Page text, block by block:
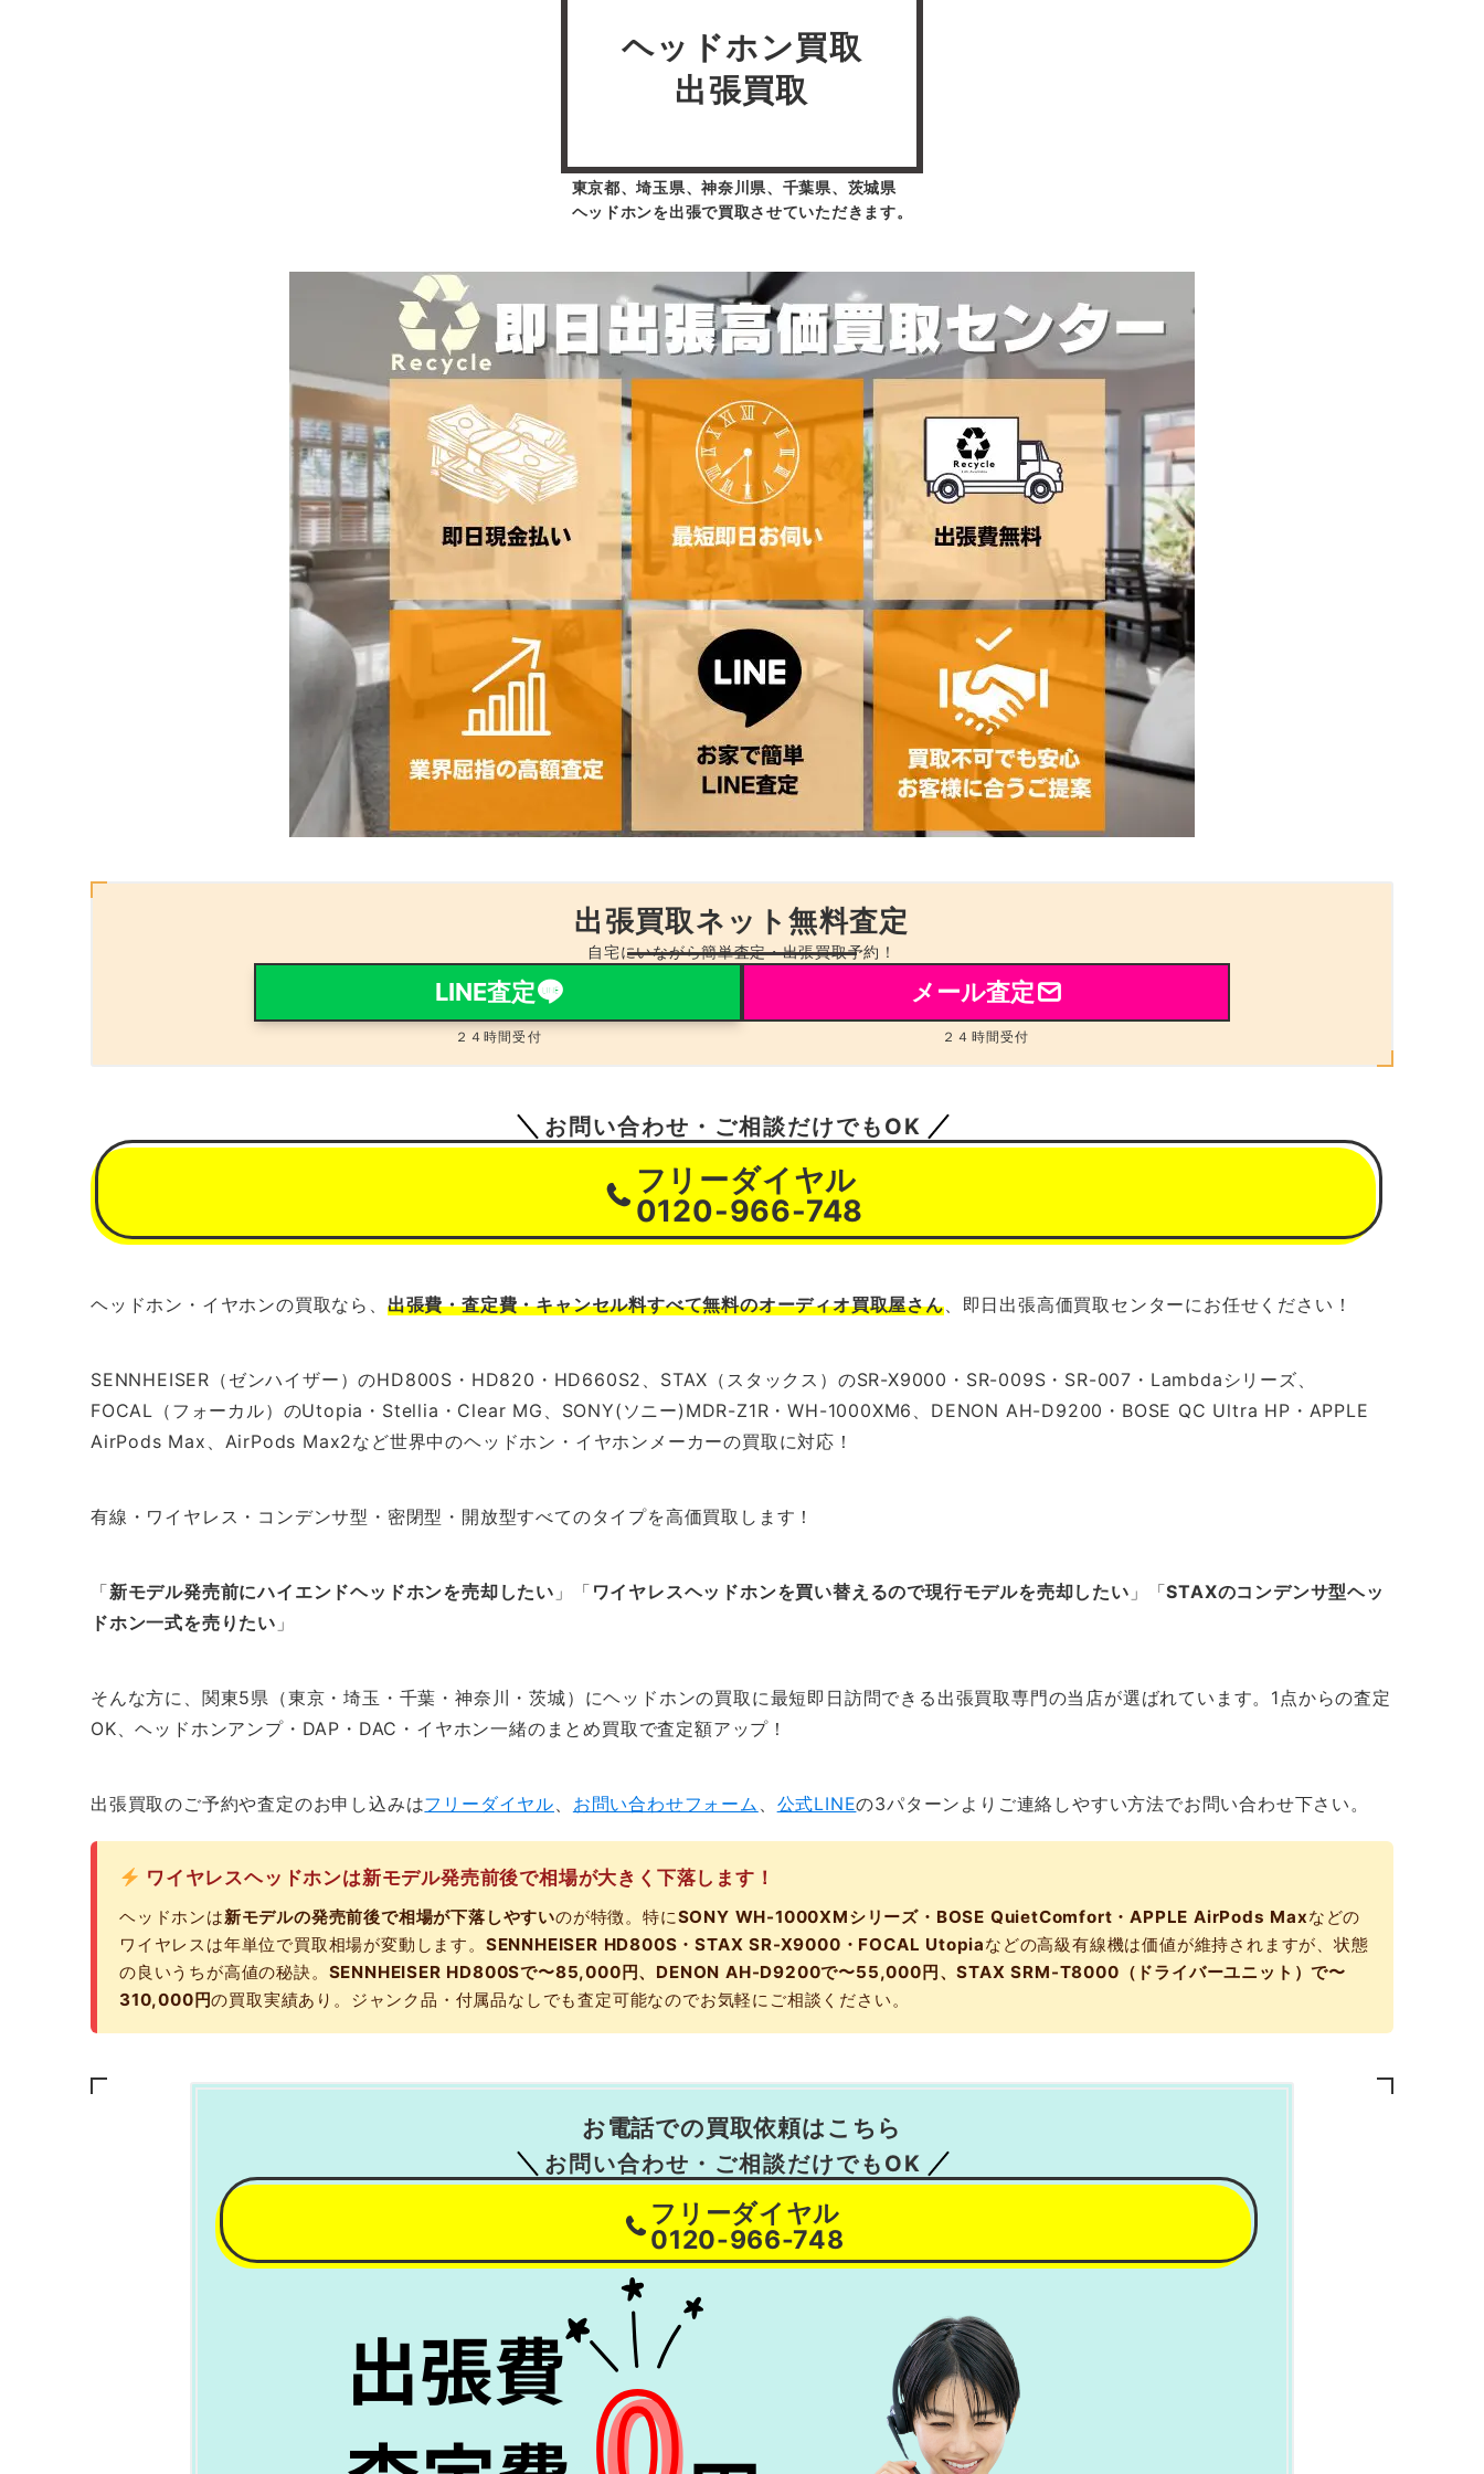
ヘッドホン買取
出張買取
東京都、埼玉県、神奈川県、千葉県、茨城県
ヘッドホンを出張で買取させていただきます。
出張買取ネット無料査定
自宅にいながら簡単査定・出張買取予約！
LINE査定
２４時間受付
メール査定
２４時間受付
お問い合わせ・ご相談だけでもOK
フリーダイヤル
0120-966-748
ヘッドホン・イヤホンの買取なら、 出張費・査定費・キャンセル料すべて無料のオーディオ買取屋さん、即日出張高価買取センターにお任せください！
SENNHEISER（ゼンハイザー）のHD800S・HD820・HD660S2、STAX（スタックス）のSR-X9000・SR-009S・SR-007・Lambdaシリーズ、
FOCAL（フォーカル）のUtopia・Stellia・Clear MG、SONY(ソニー)MDR-Z1R・WH-1000XM6、DENON AH-D9200・BOSE QC Ultra HP・APPLE
AirPods Max、AirPods Max2など世界中のヘッドホン・イヤホンメーカーの買取に対応！
有線・ワイヤレス・コンデンサ型・密閉型・開放型すべてのタイプを高価買取します！
「新モデル発売前にハイエンドヘッドホンを売却したい 」「 ワイヤレスヘッドホンを買い替えるので現行モデルを売却したい 」「STAXのコンデンサ型ヘッ
ドホン一式を売りたい 」
そんな方に、関東5県（東京・埼玉・千葉・神奈川・茨城）にヘッドホンの買取に最短即日訪問できる出張買取専門の当店が選ばれています。1点からの査定
OK、ヘッドホンアンプ・DAP・DAC・イヤホン一緒のまとめ買取で査定額アップ！
出張買取のご予約や査定のお申し込みはフリーダイヤル お問い合わせフォーム 公式LINEの3パターンよりご連絡しやすい方法でお問い合わせ下さい。
ワイヤレスヘッドホンは新モデル発売前後で相場が大きく下落します！
ヘッドホンは新モデルの発売前後で相場が下落しやすいのが特徴。特にSONY WH-1000XMシリーズ・BOSE QuietComfort・APPLE AirPods Maxなどの
ワイヤレスは年単位で買取相場が変動します。 SENNHEISER HD800S・STAX SR-X9000・FOCAL Utopiaなどの高級有線機は価値が維持されますが、状態
の良いうちが高値の秘訣。 SENNHEISER HD800Sで〜85,000円、DENON AH-D9200で〜55,000円、STAX SRM-T8000（ドライバーユニット）で〜
310,000円の買取実績あり。ジャンク品・付属品なしでも査定可能なのでお気軽にご相談ください。
お電話での買取依頼はこちら
お問い合わせ・ご相談だけでもOK
フリーダイヤル
0120-966-748